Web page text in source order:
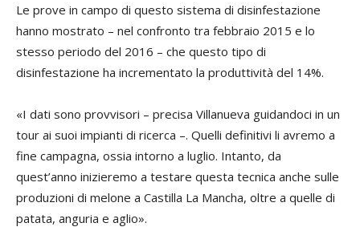
Le prove in campo di questo sistema di disinfestazione
hanno mostrato – nel confronto tra febbraio 2015 e lo
stesso periodo del 2016 – che questo tipo di
disinfestazione ha incrementato la produttività del 14%.
«I dati sono provvisori – precisa Villanueva guidandoci in un
tour ai suoi impianti di ricerca –. Quelli definitivi li avremo a
fine campagna, ossia intorno a luglio. Intanto, da
quest’anno inizieremo a testare questa tecnica anche sulle
produzioni di melone a Castilla La Mancha, oltre a quelle di
patata, anguria e aglio».